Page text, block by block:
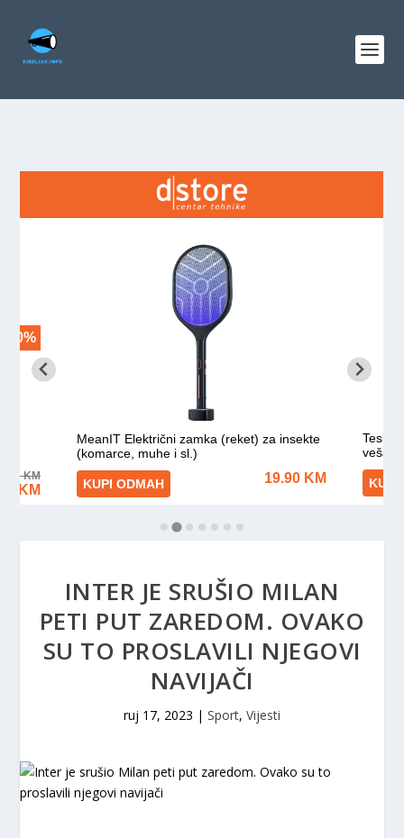
INTER JE SRUŠIO MILAN
PETI PUT ZAREDOM. OVAKO
SU TO PROSLAVILI NJEGOVI
NAVIJAČI
ruj 17, 2023 | Sport, Vijesti